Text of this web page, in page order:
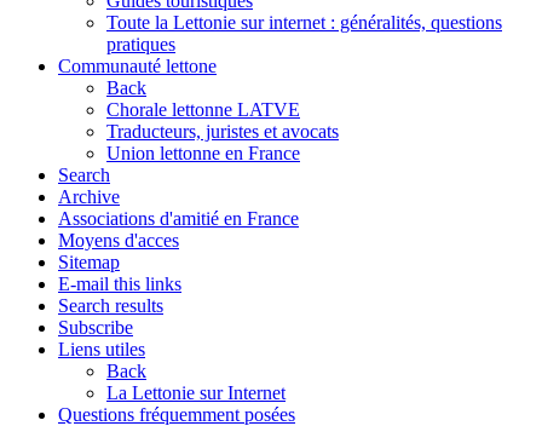
Toute la Lettonie sur internet : généralités, questions
pratiques
Communauté lettone
Back
Chorale lettonne LATVE
Traducteurs, juristes et avocats
Union lettonne en France
Search
Archive
Associations d'amitié en France
Moyens d'acces
Sitemap
E-mail this links
Search results
Subscribe
Liens utiles
Back
La Lettonie sur Internet
Questions fréquemment posées